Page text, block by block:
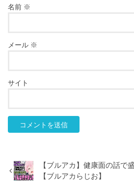
名前 ※
メール ※
サイト
【ブルアカ】健康面の話で
【ブルアカらじお】